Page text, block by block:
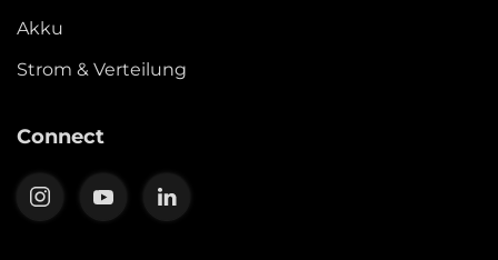
Akku
Strom & Verteilung
Connect